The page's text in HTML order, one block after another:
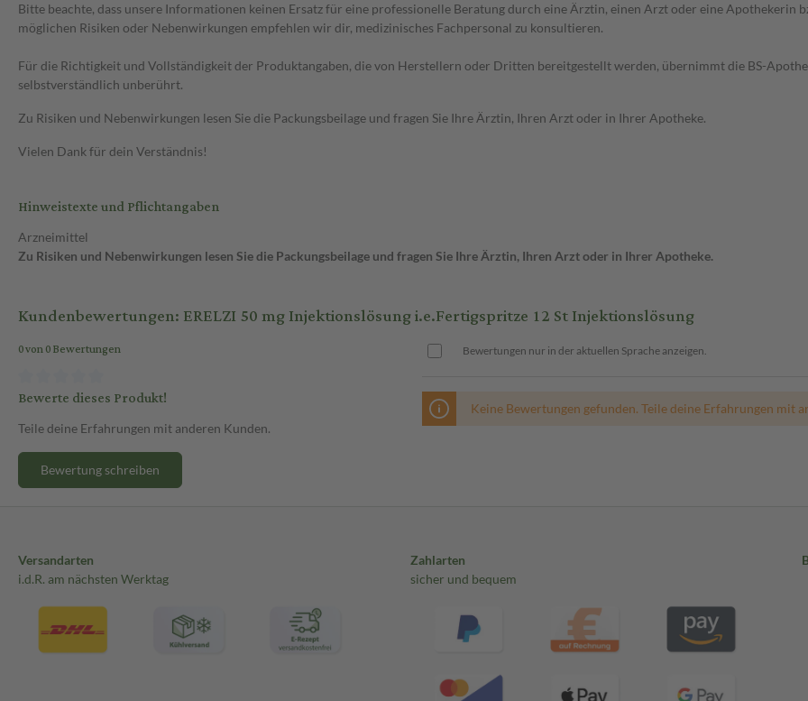
Bitte beachte, dass unsere Informationen keinen Ersatz für eine professionelle Beratung durch eine Ärztin, einen Arzt oder eine Apothekerin
möglichen Risiken oder Nebenwirkungen empfehlen wir dir, medizinisches Fachpersonal zu konsultieren.
Für die Richtigkeit und Vollständigkeit der Produktangaben, die von Herstellern oder Dritten bereitgestellt werden, übernimmt die BS-
selbstverständlich unberührt.
Zu Risiken und Nebenwirkungen lesen Sie die Packungsbeilage und fragen Sie Ihre Ärztin, Ihren Arzt oder in Ihrer Apotheke.
Vielen Dank für dein Verständnis!
Hinweistexte und Pflichtangaben
Arzneimittel
Zu Risiken und Nebenwirkungen lesen Sie die Packungsbeilage und fragen Sie Ihre Ärztin, Ihren Arzt oder in Ihrer Apotheke.
Kundenbewertungen: ERELZI 50 mg Injektionslösung i.e.Fertigspritze 12 St Injektionslösung
0 von 0 Bewertungen
Bewerte dieses Produkt!
Teile deine Erfahrungen mit anderen Kunden.
Bewertung schreiben
Bewertungen nur in der aktuellen Sprache anzeigen.
Keine Bewertungen gefunden. Teile deine Erfahrungen mit
Versandarten
i.d.R. am nächsten Werktag
Zahlarten
sicher und bequem